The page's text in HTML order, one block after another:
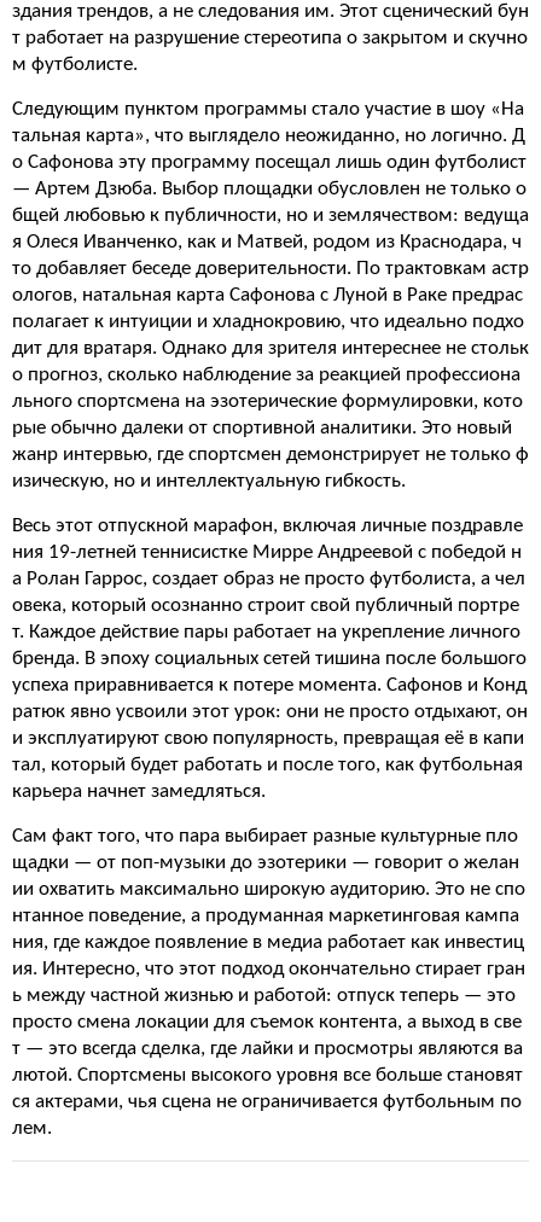
здания трендов, а не следования им. Этот сценический бун
т работает на разрушение стереотипа о закрытом и скучно
м футболисте.
Следующим пунктом программы стало участие в шоу «На
тальная карта», что выглядело неожиданно, но логично. Д
о Сафонова эту программу посещал лишь один футболист
— Артем Дзюба. Выбор площадки обусловлен не только о
бщей любовью к публичности, но и землячеством: ведуща
я Олеся Иванченко, как и Матвей, родом из Краснодара, ч
то добавляет беседе доверительности. По трактовкам астр
ологов, натальная карта Сафонова с Луной в Раке предрас
полагает к интуиции и хладнокровию, что идеально подхо
дит для вратаря. Однако для зрителя интереснее не стольк
о прогноз, сколько наблюдение за реакцией профессиона
льного спортсмена на эзотерические формулировки, кото
рые обычно далеки от спортивной аналитики. Это новый
жанр интервью, где спортсмен демонстрирует не только ф
изическую, но и интеллектуальную гибкость.
Весь этот отпускной марафон, включая личные поздравле
ния 19-летней теннисистке Мирре Андреевой с победой н
а Ролан Гаррос, создает образ не просто футболиста, а чел
овека, который осознанно строит свой публичный портре
т. Каждое действие пары работает на укрепление личного
бренда. В эпоху социальных сетей тишина после большого
успеха приравнивается к потере момента. Сафонов и Конд
ратюк явно усвоили этот урок: они не просто отдыхают, он
и эксплуатируют свою популярность, превращая её в капи
тал, который будет работать и после того, как футбольная
карьера начнет замедляться.
Сам факт того, что пара выбирает разные культурные пло
щадки — от поп-музыки до эзотерики — говорит о желан
ии охватить максимально широкую аудиторию. Это не спо
нтанное поведение, а продуманная маркетинговая кампа
ния, где каждое появление в медиа работает как инвестиц
ия. Интересно, что этот подход окончательно стирает гран
ь между частной жизнью и работой: отпуск теперь — это
просто смена локации для съемок контента, а выход в све
т — это всегда сделка, где лайки и просмотры являются ва
лютой. Спортсмены высокого уровня все больше становят
ся актерами, чья сцена не ограничивается футбольным по
лем.